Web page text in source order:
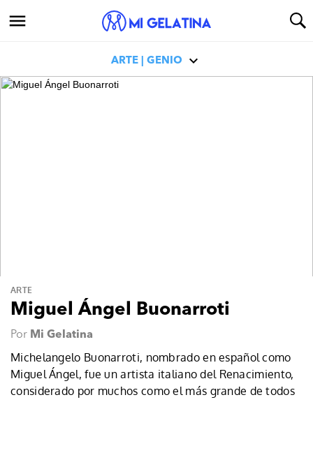
ARTE | GENIO
ARTE
Miguel Ángel Buonarroti
Por Mi Gelatina
Michelangelo Buonarroti, nombrado en español como
Miguel Ángel, fue un artista italiano del Renacimiento,
considerado por muchos como el más grande de todos